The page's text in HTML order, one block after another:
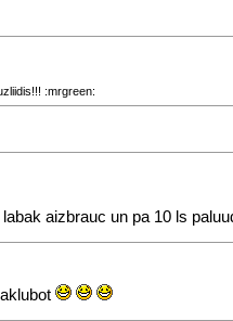
:mrgreen:
labak aizbrauc un pa 10 ls